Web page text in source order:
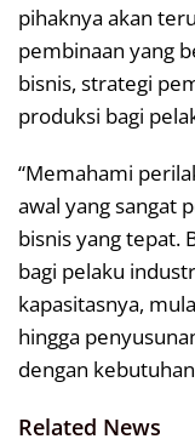
pihaknya akan
pembinaan yang
bisnis, strategi
produksi bagi
“Memahami
awal yang sangat
bisnis yang tepat.
bagi pelaku
kapasitasnya,
hingga
dengan
Related News